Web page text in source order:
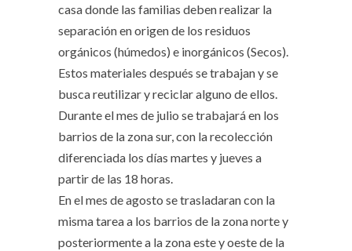
casa donde las familias deben realizar la
separación en origen de los residuos
orgánicos (húmedos) e inorgánicos (Secos).
Estos materiales después se trabajan y se
busca reutilizar y reciclar alguno de ellos.
Durante el mes de julio se trabajará en los
barrios de la zona sur, con la recolección
diferenciada los días martes y jueves a
partir de las 18 horas.
En el mes de agosto se trasladaran con la
misma tarea a los barrios de la zona norte y
posteriormente a la zona este y oeste de la